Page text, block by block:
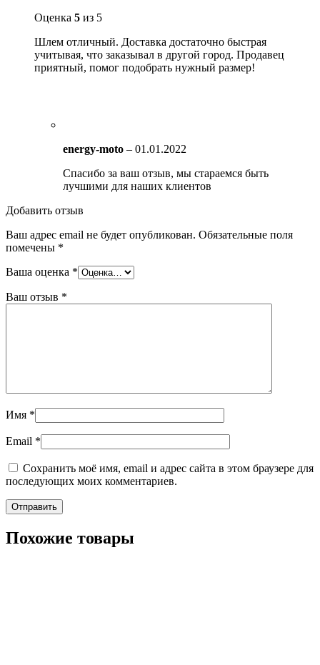
Оценка 5 из 5
Шлем отличный. Доставка достаточно быстрая
учитывая, что заказывал в другой город. Продавец
приятный, помог подобрать нужный размер!
energy-moto – 01.01.2022
Спасибо за ваш отзыв, мы стараемся быть
лучшими для наших клиентов
Добавить отзыв
Ваш адрес email не будет опубликован. Обязательные поля
помечены *
Ваша оценка *
Ваш отзыв *
Имя *
Email *
Сохранить моё имя, email и адрес сайта в этом браузере для
последующих моих комментариев.
Похожие товары